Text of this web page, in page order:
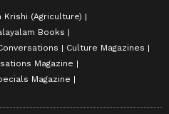
Krishi (Agriculture)
Books
Culture Magazines
Magazine
Magazine